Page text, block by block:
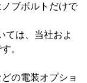
ブボルトだけで
ては、当社およ
。
の電装オプショ